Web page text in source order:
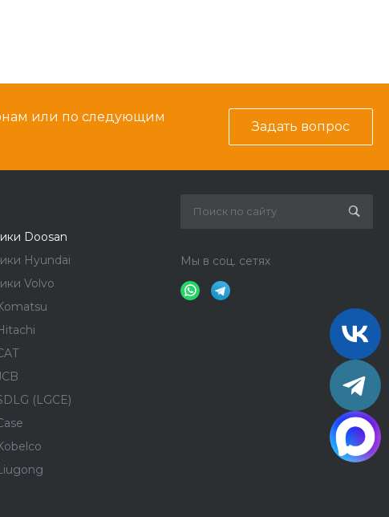
или по следующим
Задать вопрос
Doosan
Hyundai
Volvo
(LGCE)
Мы в соц. сетях